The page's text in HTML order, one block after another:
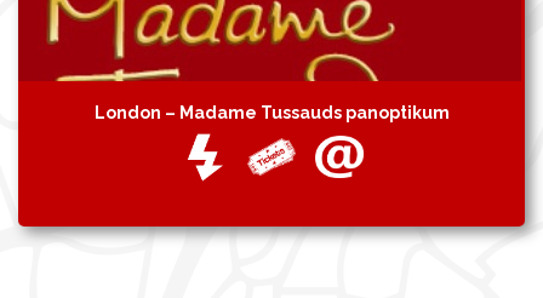
London – Madame Tussauds panoptikum